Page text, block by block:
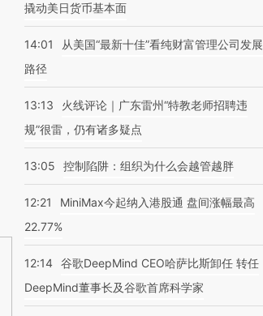
撬动美日货币基本面
14:01
从美国“最新十佳”看纯财富管理公司发展
路径
13:13
火线评论｜广东雷州“特教老师招聘违
规”很雷，仍有诸多疑点
13:05 控制陷阱：组织为什么会越管越胖
12:21
MiniMax今起纳入港股通 盘间涨幅最高
22.77%
12:14 谷歌DeepMind CEO哈萨比斯卸任 转任
DeepMind董事长及谷歌首席科学家